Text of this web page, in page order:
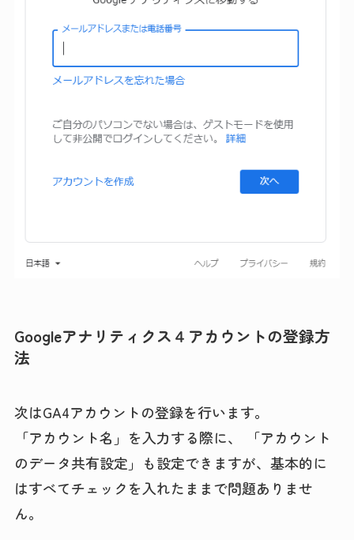
Googleアナリティクス４アカウントの登録方
法
次はGA4アカウントの登録を行います。
「アカウント名」を入力する際に、 「アカウント
のデータ共有設定」も設定できますが、基本的に
はすべてチェックを入れたままで問題ありませ
ん。